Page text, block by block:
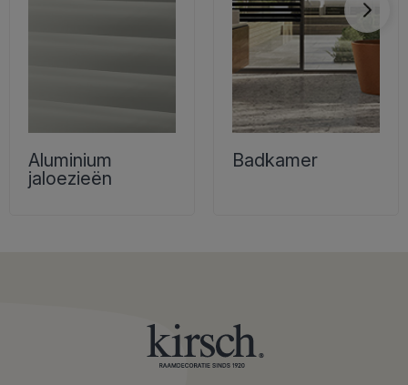
Aluminium
jaloezieën
Badkamer